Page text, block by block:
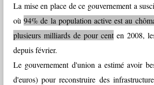
La mise en place de ce gouvernement a
où94% de la population active est au
plusieurs milliards de pour centen 2008,
depuis février.
Le gouvernement d'union a estimé avoir
d'euros) pour reconstruire des